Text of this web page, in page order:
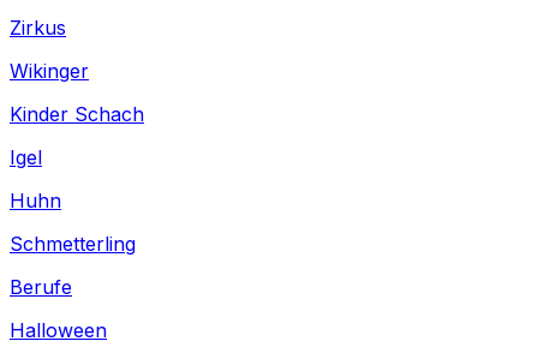
Zirkus
Wikinger
Kinder Schach
Igel
Huhn
Schmetterling
Berufe
Halloween